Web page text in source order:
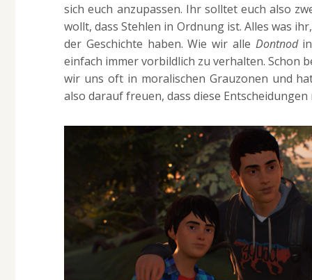
sich euch anzupassen. Ihr solltet euch also
wollt, dass Stehlen in Ordnung ist. Alles was
der Geschichte haben. Wie wir alle Dontnod
einfach immer vorbildlich zu verhalten. Schon
wir uns oft in moralischen Grauzonen und
also darauf freuen, dass diese